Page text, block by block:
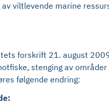
viltlevende marine
forskrift 21. august
stenging av
følgende endring: